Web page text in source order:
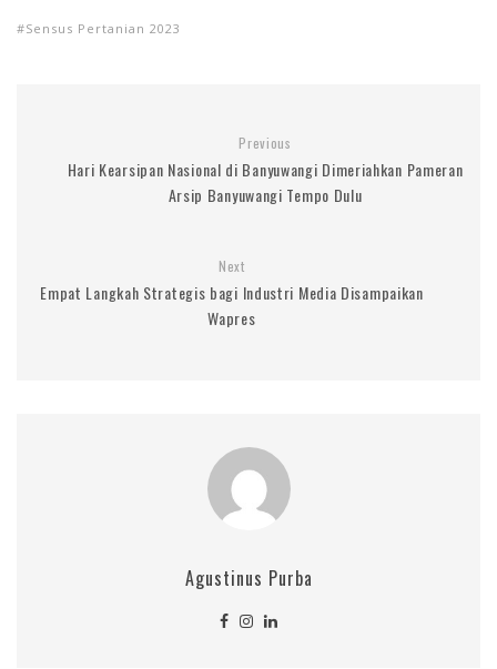
Sensus Pertanian 2023
Previous
Hari Kearsipan Nasional di Banyuwangi Dimeriahkan Pameran
Arsip Banyuwangi Tempo Dulu
Next
Empat Langkah Strategis bagi Industri Media Disampaikan
Wapres
Agustinus Purba